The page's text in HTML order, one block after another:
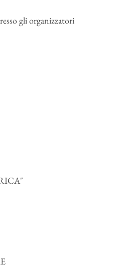
gli organizzatori